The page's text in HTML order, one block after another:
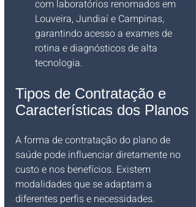
com laboratórios renomados em
Louveira, Jundiaí e Campinas,
garantindo acesso a exames de
rotina e diagnósticos de alta
tecnologia.
Tipos de Contratação e
Características dos Planos
A forma de contratação do plano de
saúde pode influenciar diretamente no
custo e nos benefícios. Existem
modalidades que se adaptam a
diferentes perfis e necessidades.